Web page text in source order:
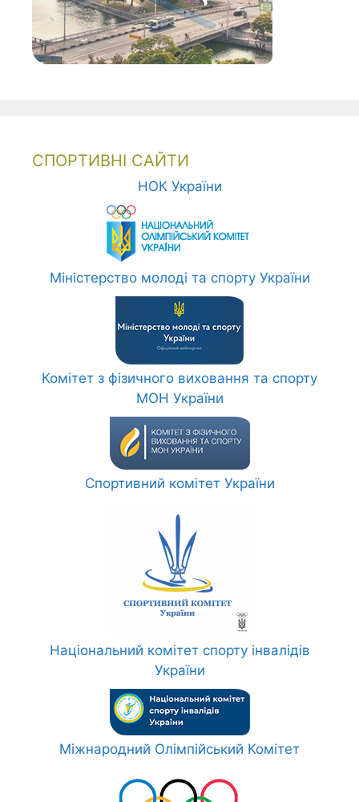
СПОРТИВНІ САЙТИ
НОК України
Міністерство молоді та спорту України
Комітет з фізичного виховання та спорту
МОН України
Спортивний комітет України
Національний комітет спорту інвалідів
України
Міжнародний Олімпійський Комітет